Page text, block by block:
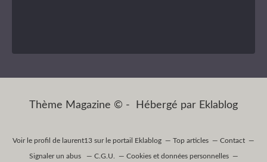
Thème Magazine © - Hébergé par Eklablog
Voir le profil de laurent13 sur le portail Eklablog Top articles Contact
Signaler un abus C.G.U. Cookies et données personnelles